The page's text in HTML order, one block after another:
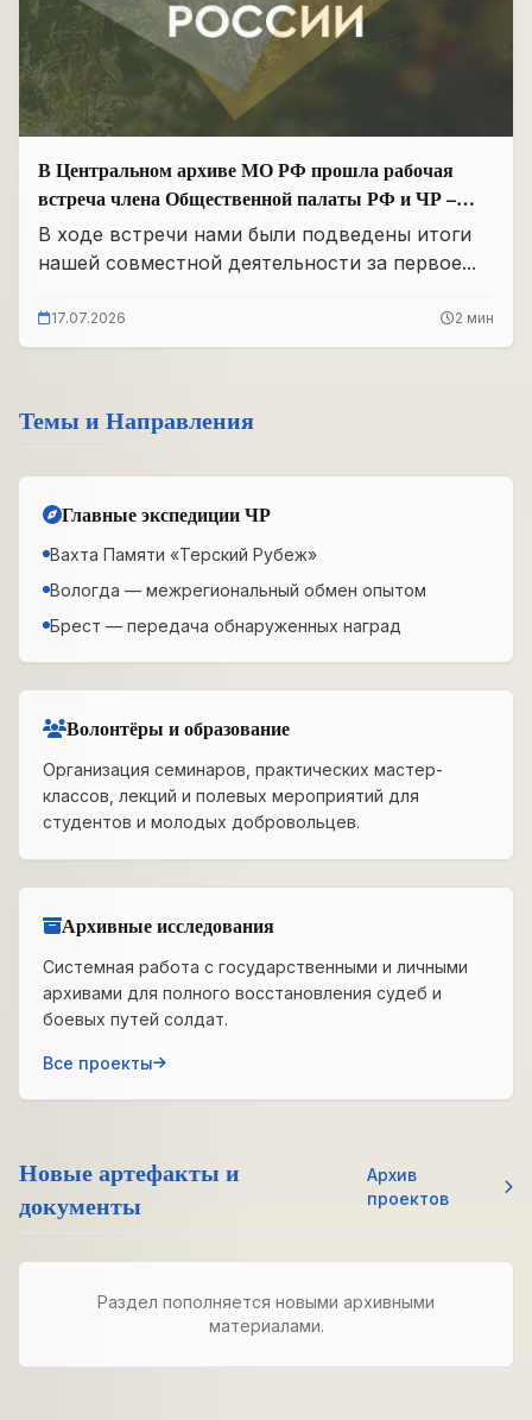
В Центральном архиве МО РФ прошла рабочая
встреча члена Общественной палаты РФ и ЧР –
Руководителя Регионального отделения «Поисковое
движение России» в ЧР Иса Сардалов с
Панковым
В ходе встречи нами были подведены итоги
нашей совместной деятельности за первое...
17.07.2026 2 мин
Темы и Направления
Главные экспедиции ЧР
Вахта Памяти «Терский Рубеж»
Вологда — межрегиональный обмен опытом
Брест — передача обнаруженных наград
Волонтёры и образование
Организация семинаров, практических мастер-
классов, лекций и полевых мероприятий для
студентов и молодых добровольцев.
Архивные исследования
Системная работа с государственными и личными
архивами для полного восстановления судеб и
боевых путей солдат.
Все проекты
Новые артефакты и
документы
Архив
проектов
Раздел пополняется новыми архивными
материалами.